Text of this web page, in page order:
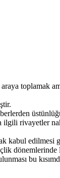
toplamak
ilgili rivayetler
edilmesi
bu